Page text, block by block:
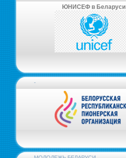
ЮНИСЕФ в Беларуси
-